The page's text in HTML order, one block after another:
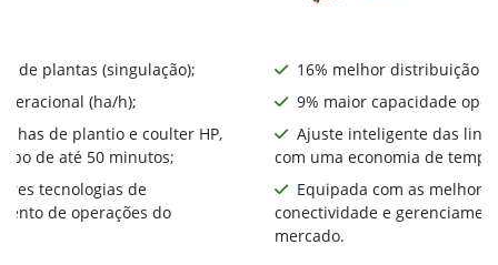
de plantas (singulação);
(ha/h);
de plantio e coulter HP,
de até 50 minutos;
tecnologias de
de operações do
16% melhor distribuição
9% maior capacidade
Ajuste inteligente das
com uma economia de
Equipada com as
conectividade e
mercado.